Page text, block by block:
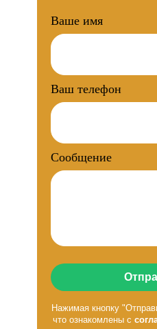
Ваше имя
Ваш телефон
Сообщение
Нажимая кнопку
что ознакомлены с